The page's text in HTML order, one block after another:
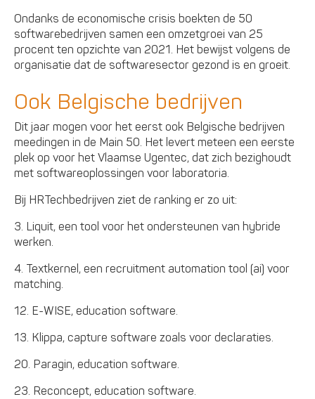
Ondanks de economische crisis boekten de 50
softwarebedrijven samen een omzetgroei van 25
procent ten opzichte van 2021. Het bewijst volgens de
organisatie dat de softwaresector gezond is en groeit.
Ook Belgische bedrijven
Dit jaar mogen voor het eerst ook Belgische bedrijven
meedingen in de Main 50. Het levert meteen een eerste
plek op voor het Vlaamse Ugentec, dat zich bezighoudt
met softwareoplossingen voor laboratoria.
Bij HRTechbedrijven ziet de ranking er zo uit:
3. Liquit, een tool voor het ondersteunen van hybride
werken.
4. Textkernel, een recruitment automation tool (ai) voor
matching.
12. E-WISE, education software.
13. Klippa, capture software zoals voor declaraties.
20. Paragin, education software.
23. Reconcept, education software.